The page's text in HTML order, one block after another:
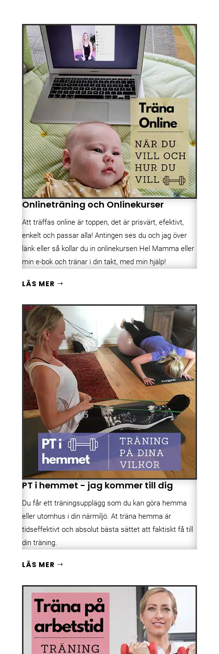
Onlineträning och Onlinekurser
Att träffas online är toppen, det är prisvärt, efektivt,
enkelt och passar alla! Antingen ses du och jag över
länk eller så kollar du in onlinekursen Hel Mamma eller
min e-bok och tränar i din takt, med min hjälp!
LÄS MER
PT i hemmet - jag kommer till dig
Du får ett träningsupplägg som du kan göra hemma
eller utomhus i din närmiljö. At träna hemma är
tidseffektivt och absolut bästa sättet att faktiskt få till
din träning.
LÄS MER